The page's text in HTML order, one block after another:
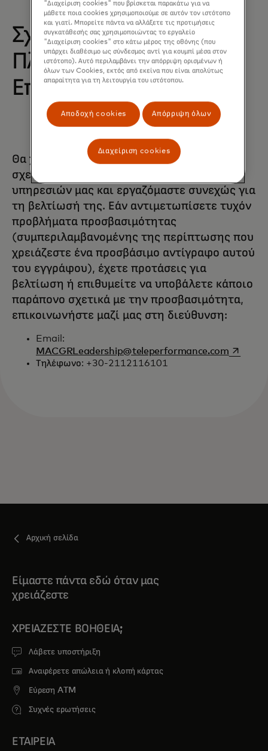
Σχόλια και
Πληροφορίες
Επικοινωνίας
Θα χαρούμε να λάβουμε τα σχόλιά σας
σχετικά με την προσβασιμότητα των
υπηρεσιών μας και εργαζόμαστε συνεχώς για
τη βελτίωσή της. Εάν αντιμετωπίσετε τυχόν
προβλήματα προσβασιμότητας
(συμπεριλαμβανομένης της περίπτωσης που
χρειάζεστε ένα προσβάσιμο αντίγραφο αυτού
του εγγράφου), έχετε προτάσεις για
βελτίωση ή επιθυμείτε να υποβάλετε κάποιο
παράπονο σχετικά με την προσβασιμότητα,
επικοινωνήστε μαζί μας στη διεύθυνση:
Email:
MACGRLeadership@teleperformance.comopens
Τηλέφωνο: +30-2112116101
Αρχική σελίδα
Είμαστε πάντα εδώ όταν μας
χρειάζεστε
ΧΡΕΙΆΖΕΣΤΕ ΒΟΉΘΕΙΑ;
Λάβετε υποστήριξη
Αναφέρετε απώλεια ή κλοπή κάρτας
Εύρεση ATM
Συχνές ερωτήσεις
ΕΤΑΙΡΕΙΑ
"Διαχείριση cookies" που βρίσκεται παρακάτω για να
μάθετε ποια cookies χρησιμοποιούμε σε αυτόν τον ιστότοπο
και γιατί. Μπορείτε πάντα να αλλάξετε τις προτιμήσεις
συγκατάθεσής σας χρησιμοποιώντας το εργαλείο
"Διαχείριση cookies" στο κάτω μέρος της οθόνης (που
υπάρχει διαθέσιμο ως σύνδεσμος αντί για κουμπί μέσα στον
ιστότοπο). Αυτό περιλαμβάνει την απόρριψη ορισμένων ή
όλων των Cookies, εκτός από εκείνα που είναι απολύτως
απαραίτητα για τη λειτουργία του ιστότοπου.
Αποδοχή cookies Απόρριψη όλων
Διαχείριση cookies